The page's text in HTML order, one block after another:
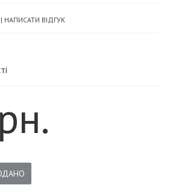
| НАПИСАТИ ВІДГУК